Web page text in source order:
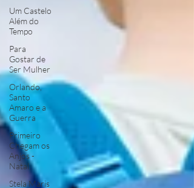
Um Castelo
Além do
Tempo
Para
Gostar de
Ser Mulher
Orlando,
Santo
Amaro e a
Guerra
Primeiro
Chegam os
Anjos -
Natal
Stela Maris